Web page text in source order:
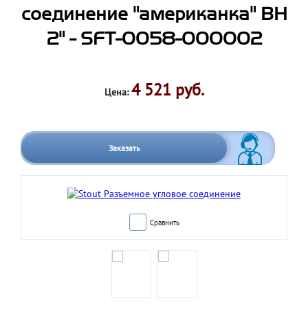
соединение "американка" ВН
2" - SFT-0058-000002
Цена:4 521 руб.
Заказать
Сравнить